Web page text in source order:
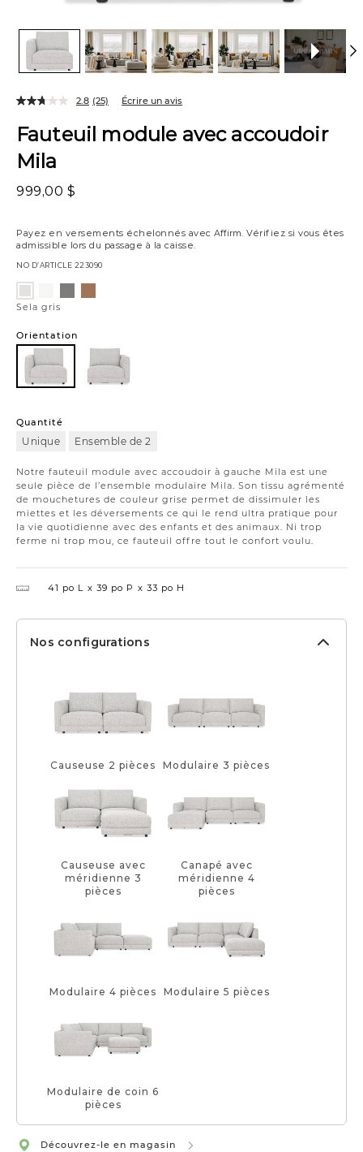
Fauteuil module avec accoudoir
Mila
999,00 $
Payez en versements échelonnés avec Affirm. Vérifiez si vous êtes
admissible lors du passage à la caisse.
NO D’ARTICLE 223090
Notre fauteuil module avec accoudoir à gauche Mila est une
seule pièce de l’ensemble modulaire Mila. Son tissu agrémenté
de mouchetures de couleur grise permet de dissimuler les
miettes et les déversements ce qui le rend ultra pratique pour
la vie quotidienne avec des enfants et des animaux. Ni trop
ferme ni trop mou, ce fauteuil offre tout le confort voulu.
2.8 (25) Écrire un avis
Variations
gris sel
Sela gris
Orientation
Accoudoir Accoudoir
-
Accoudoir
gauche
Quantité
Unique Ensemble de 2
41 po L 39 po P 33 po H
Nos configurations
Causeuse 2 pièces Modulaire 3 pièces
Causeuse avec
méridienne 3
pièces
Canapé avec
méridienne 4
pièces
Modulaire 4 pièces Modulaire 5 pièces
Modulaire de coin 6
pièces
Découvrez-le en magasin